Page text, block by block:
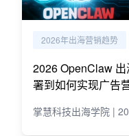
2026年出海营销趋势
2026 OpenClaw
署到如何实现广告
掌慧科技出海学院 |